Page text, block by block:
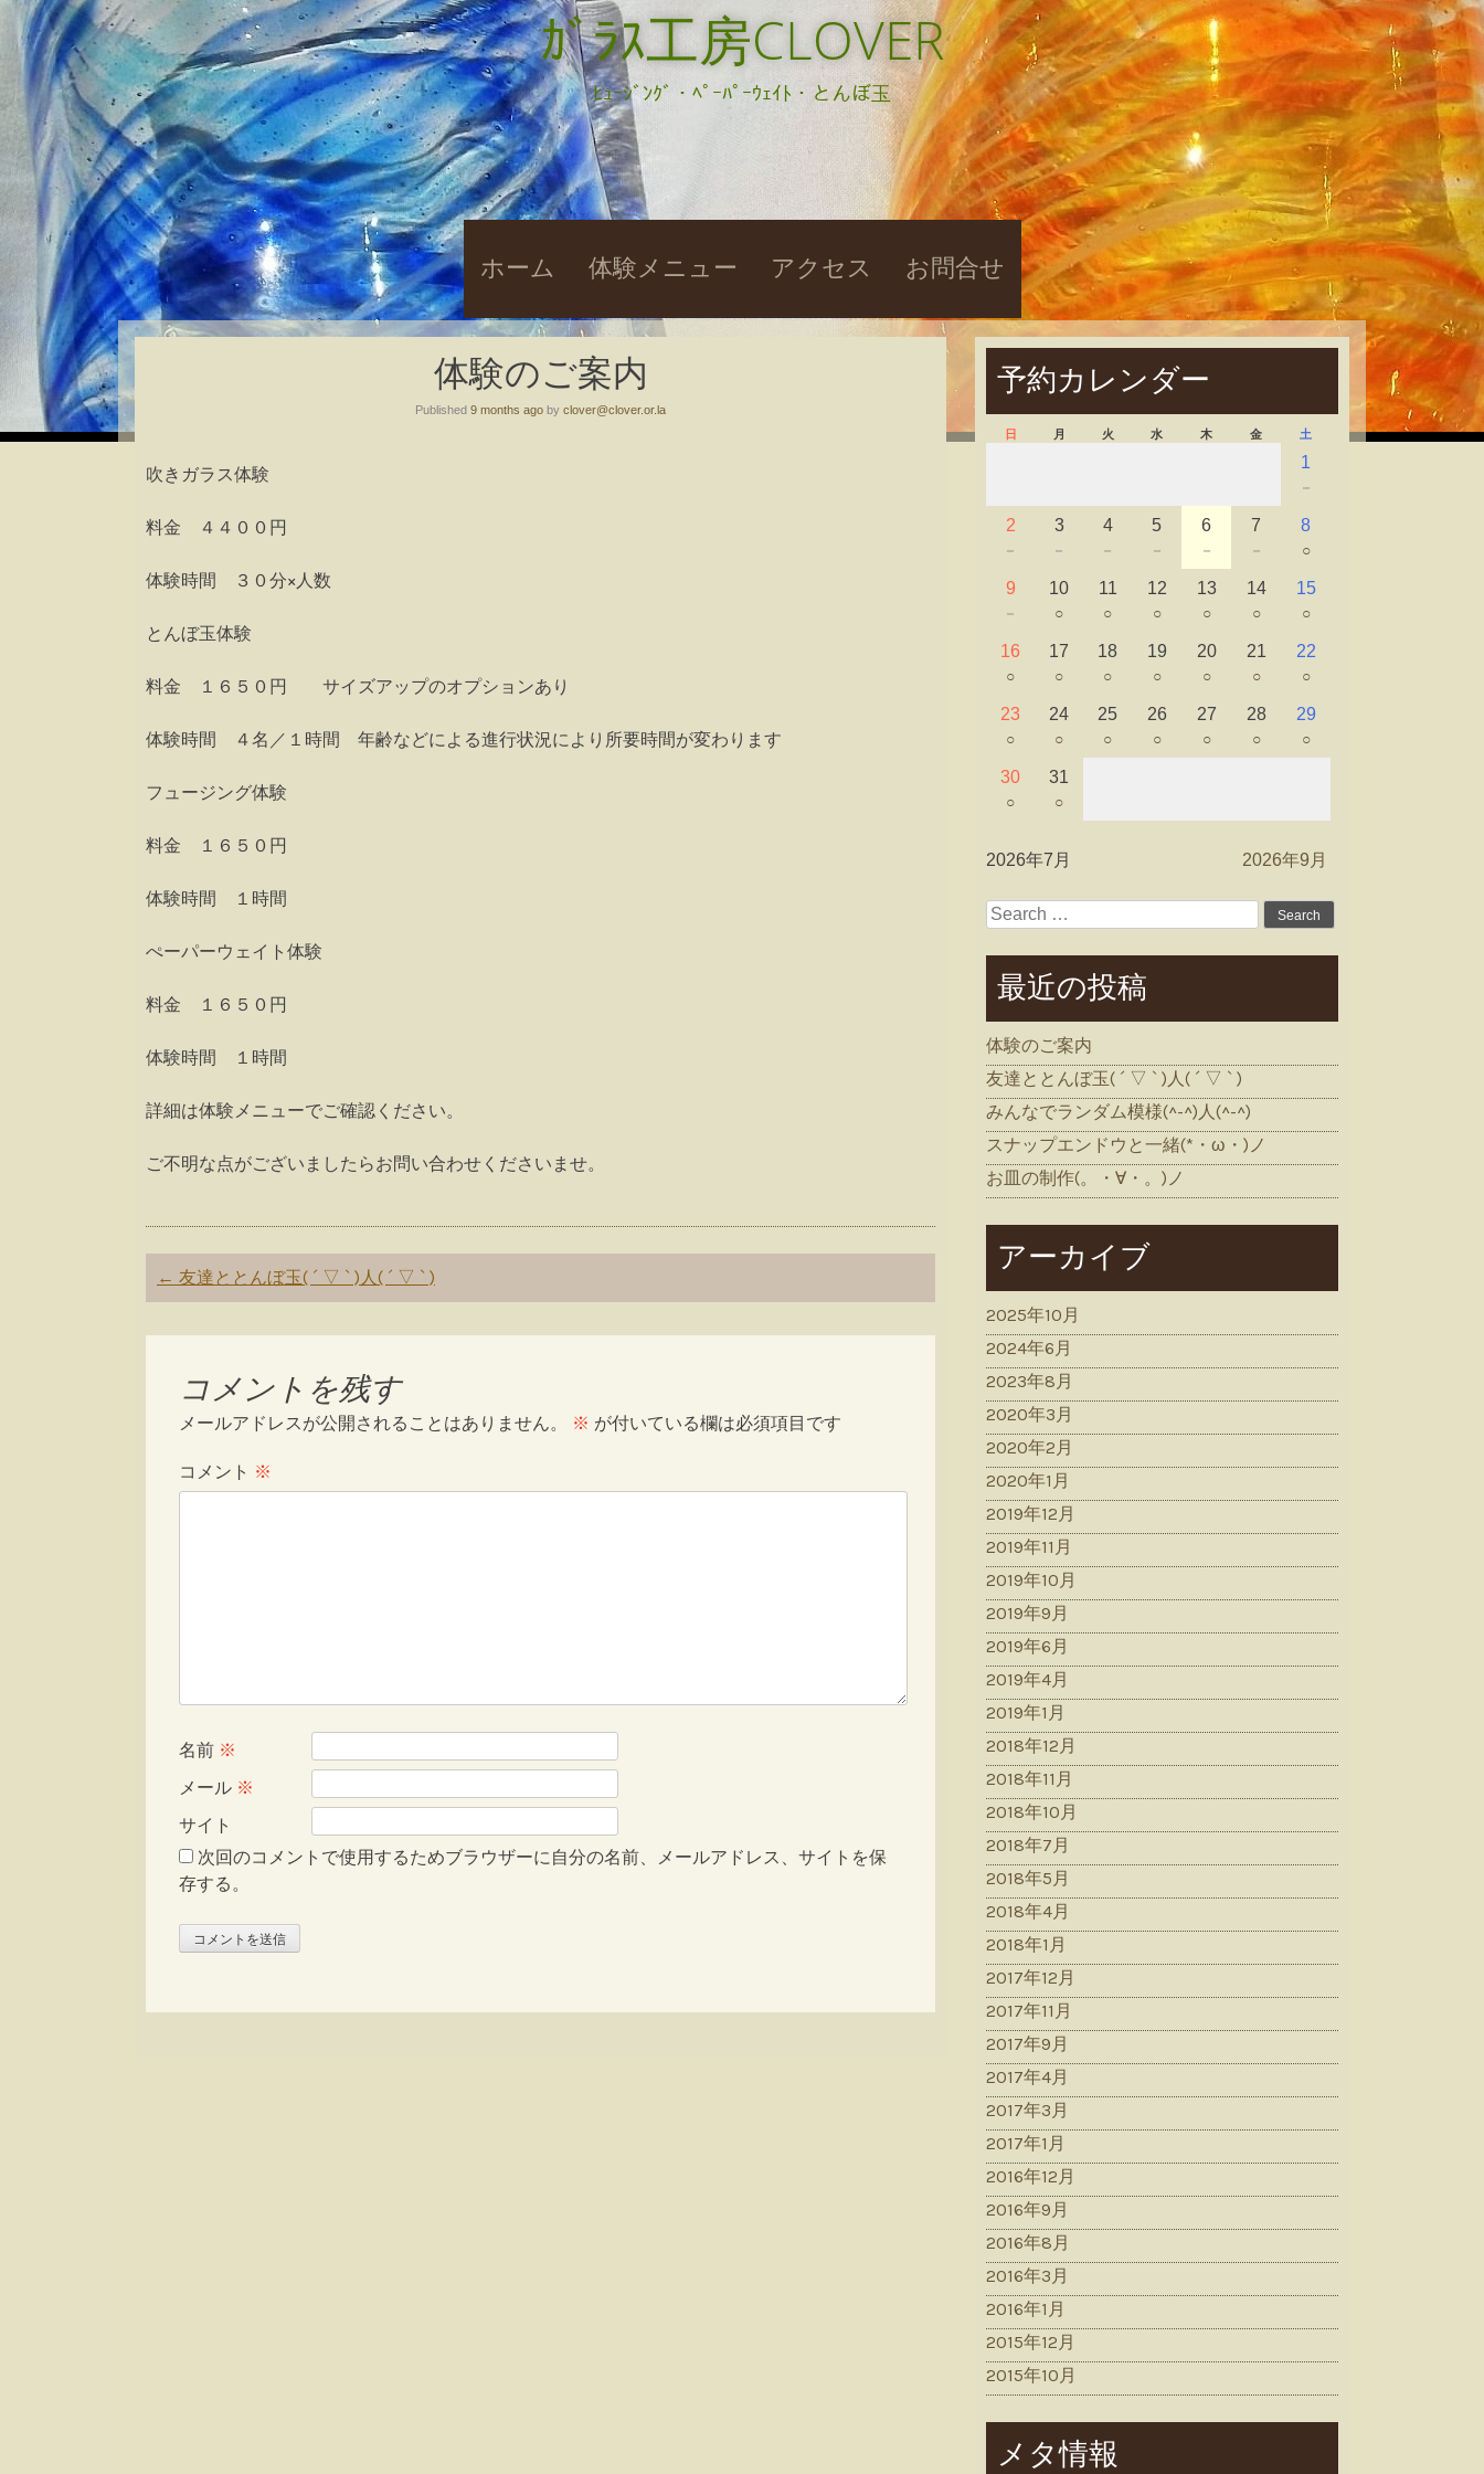
ｶﾞﾗｽ工房CLOVER
ﾋｭｰｼﾞﾝｸﾞ・ﾍﾟｰﾊﾟｰｳｪｲﾄ・とんぼ玉
Skip
content
ホーム 体験メニュー アクセス お問合せ
体験のご案内
Published 9 months ago by clover@clover.or.la
吹きガラス体験
料金 ４４００円
体験時間 ３０分×人数
とんぼ玉体験
料金 １６５０円 サイズアップのオプションあり
体験時間 ４名／１時間 年齢などによる進行状況により所要時間が変わります
フュージング体験
料金 １６５０円
体験時間 １時間
ぺーパーウェイト体験
料金 １６５０円
体験時間 １時間
詳細は体験メニューでご確認ください。
ご不明な点がございましたらお問い合わせくださいませ。
Post
navigation
← 友達ととんぼ玉( ´ ▽ ` )人( ´ ▽ ` )
コメントを残す
メールアドレスが公開されることはありません。 ※ が付いている欄は必須項目です
コメント ※
名前 ※
メール ※
サイト
次回のコメントで使用するためブラウザーに自分の名前、メールアドレス、サイトを保
存する。
予約カレンダー
日 月 火 水 木 金 土
1
－
2
－
3
－
4
－
5
－
6
－
7
－
8
○
9
－
10
○
11
○
12
○
13
○
14
○
15
○
16
○
17
○
18
○
19
○
20
○
21
○
22
○
23
○
24
○
25
○
26
○
27
○
28
○
29
○
30
○
31
○
2026年7月 2026年9月
Search
最近の投稿
体験のご案内
友達ととんぼ玉( ´ ▽ ` )人( ´ ▽ ` )
みんなでランダム模様(^-^)人(^-^)
スナップエンドウと一緒(*・ω・)ノ
お皿の制作(。・∀・。)ノ
アーカイブ
2025年10月
2024年6月
2023年8月
2020年3月
2020年2月
2020年1月
2019年12月
2019年11月
2019年10月
2019年9月
2019年6月
2019年4月
2019年1月
2018年12月
2018年11月
2018年10月
2018年7月
2018年5月
2018年4月
2018年1月
2017年12月
2017年11月
2017年9月
2017年4月
2017年3月
2017年1月
2016年12月
2016年9月
2016年8月
2016年3月
2016年1月
2015年12月
2015年10月
メタ情報